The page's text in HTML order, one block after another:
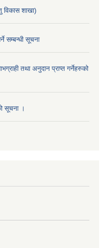
विकास शाखा)
सम्बन्धी सूचना
तथा अनुदान प्राप्त गर्नेहरुको
सूचना ।